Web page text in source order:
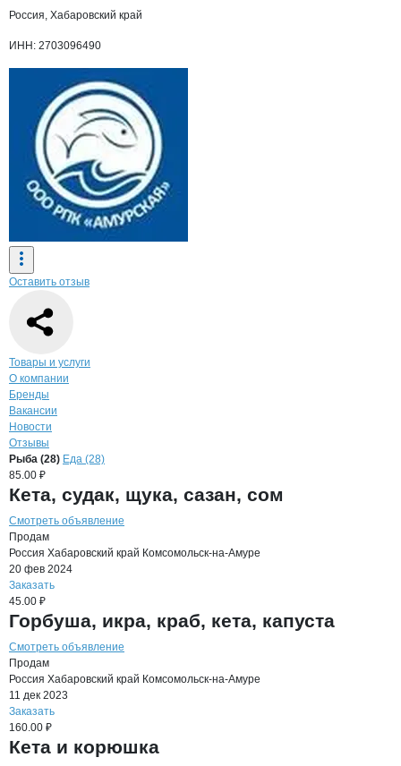
Россия, Хабаровский край
ИНН: 2703096490
Оставить отзыв
Навигация по странице
Товары и услуги
О компании
Бренды
Вакансии
Новости
Отзывы
Продукция
Навигация по продуктам
Рыба (28) Еда (28)
85.00 ₽
Кета, судак, щука, сазан, сом
Смотреть объявление
Продам
Россия Хабаровский край Комсомольск-на-Амуре
20 фев 2024
Заказать
45.00 ₽
Горбуша, икра, краб, кета, капуста
Смотреть объявление
Продам
Россия Хабаровский край Комсомольск-на-Амуре
11 дек 2023
Заказать
160.00 ₽
Кета и корюшка